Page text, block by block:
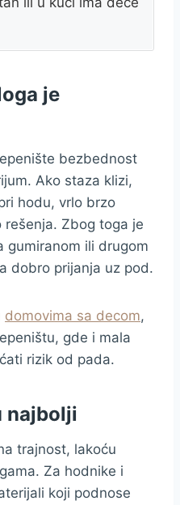
je
bezbednost
Ako staza klizi,
hodu, vrlo brzo
Zbog toga je
gumiranom ili drugom
dobro prijanja uz pod.
domovima sa decom,
gde i mala
rizik od pada.
najbolji
trajnost, lakoću
Za hodnike i
koji podnose